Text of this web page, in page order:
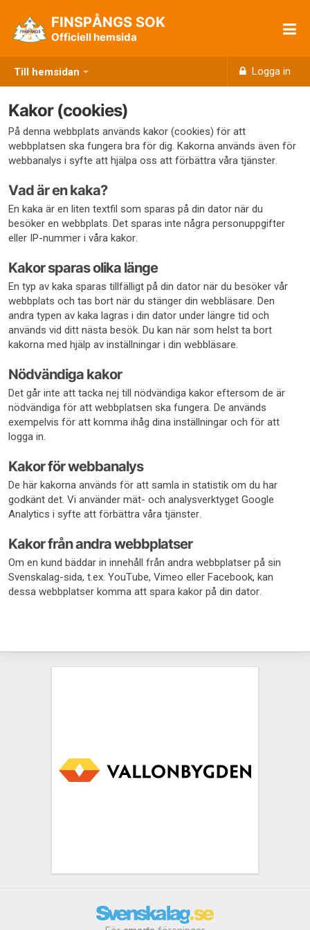
Till hemsidan Logga in
FINSPÅNGS SOK
Officiell hemsida
Kakor (cookies)
På denna webbplats används kakor (cookies) för att
webbplatsen ska fungera bra för dig. Kakorna används även för
webbanalys i syfte att hjälpa oss att förbättra våra tjänster.
Vad är en kaka?
En kaka är en liten textfil som sparas på din dator när du
besöker en webbplats. Det sparas inte några personuppgifter
eller IP-nummer i våra kakor.
Kakor sparas olika länge
En typ av kaka sparas tillfälligt på din dator när du besöker vår
webbplats och tas bort när du stänger din webbläsare. Den
andra typen av kaka lagras i din dator under längre tid och
används vid ditt nästa besök. Du kan när som helst ta bort
kakorna med hjälp av inställningar i din webbläsare.
Nödvändiga kakor
Det går inte att tacka nej till nödvändiga kakor eftersom de är
nödvändiga för att webbplatsen ska fungera. De används
exempelvis för att komma ihåg dina inställningar och för att
logga in.
Kakor för webbanalys
De här kakorna används för att samla in statistik om du har
godkänt det. Vi använder mät- och analysverktyget Google
Analytics i syfte att förbättra våra tjänster.
Kakor från andra webbplatser
Om en kund bäddar in innehåll från andra webbplatser på sin
Svenskalag-sida, t.ex. YouTube, Vimeo eller Facebook, kan
dessa webbplatser komma att spara kakor på din dator.